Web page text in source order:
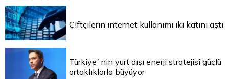
Çiftçilerin internet kullanımı iki katını aştı
Türkiye`nin yurt dışı enerji stratejisi güçlü
ortaklıklarla büyüyor